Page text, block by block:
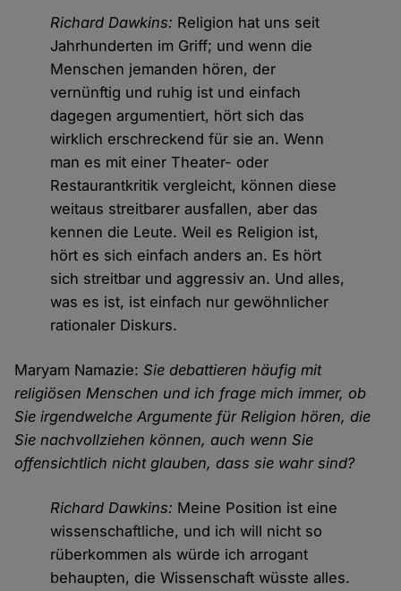
Richard Dawkins: Religion hat uns seit
Jahrhunderten im Griff; und wenn die
Menschen jemanden hören, der
vernünftig und ruhig ist und einfach
dagegen argumentiert, hört sich das
wirklich erschreckend für sie an. Wenn
man es mit einer Theater- oder
Restaurantkritik vergleicht, können diese
weitaus streitbarer ausfallen, aber das
kennen die Leute. Weil es Religion ist,
hört es sich einfach anders an. Es hört
sich streitbar und aggressiv an. Und alles,
was es ist, ist einfach nur gewöhnlicher
rationaler Diskurs.
Maryam Namazie:Sie debattieren häufig mit
religiösen Menschen und ich frage mich immer, ob
Sie irgendwelche Argumente für Religion hören, die
Sie nachvollziehen können, auch wenn Sie
offensichtlich nicht glauben, dass sie wahr sind?
Richard Dawkins: Meine Position ist eine
wissenschaftliche, und ich will nicht so
rüberkommen als würde ich arrogant
behaupten, die Wissenschaft wüsste alles.